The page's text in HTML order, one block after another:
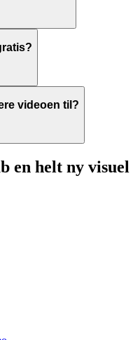
videoen til?
en helt ny visuel